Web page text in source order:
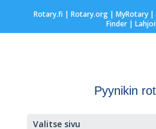
Rotary.fi | Rotary.org| MyRotary |
Finder|
Pyynikin
Valitse sivu